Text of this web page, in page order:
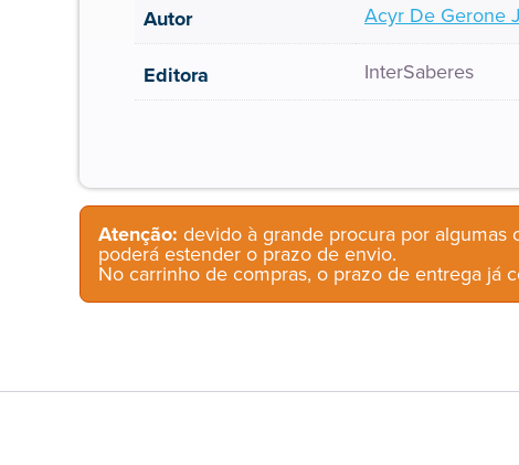
Autor Acyr De Gerone
Editora InterSaberes
Atenção: devido à grande procura por algumas
poderá estender o prazo de envio.
No carrinho de compras, o prazo de entrega já